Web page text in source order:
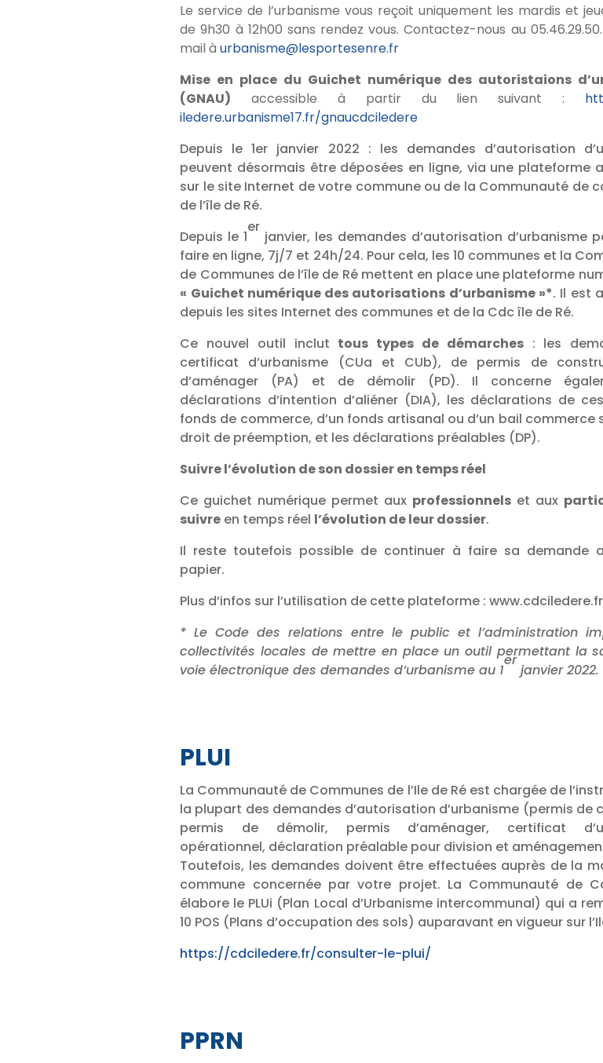
Le service de l’urbanisme vous reçoit uniquement les mardis et
de 9h30 à 12h00 sans rendez vous. Contactez-nous au
mail àurbanisme@lesportesenre.fr
Mise en place du Guichet numérique des autoristaions
(GNAU) accessible à partir du lien suivant :
iledere.urbanisme17.fr/gnaucdciledere
Depuis le 1er janvier 2022 : les demandes d’autorisation
peuvent désormais être déposées en ligne, via une plateforme
sur le site Internet de votre commune ou de la Communauté de
de l’île de Ré.
Depuis le 1
er
janvier, les demandes d’autorisation d’urbanisme
faire en ligne, 7j/7 et 24h/24. Pour cela, les 10 communes et la
de Communes de l’île de Ré mettent en place une plateforme
« Guichet numérique des autorisations d’urbanisme »*. Il est
depuis les sites Internet des communes et de la Cdc île de Ré.
Ce nouvel outil inclut tous types de démarches: les
certificat d’urbanisme (CUa et CUb), de permis de
d’aménager (PA) et de démolir (PD). Il concerne
déclarations d’intention d’aliéner (DIA), les déclarations de
fonds de commerce, d’un fonds artisanal ou d’un bail commerce
droit de préemption, et les déclarations préalables (DP).
Suivre l’évolution de son dossier en temps réel
Ce guichet numérique permet aux professionnels et aux
suivre en temps réel l’évolution de leur dossier.
Il reste toutefois possible de continuer à faire sa demande
papier.
Plus d’infos sur l’utilisation de cette plateforme : www.cdciledere.fr
* Le Code des relations entre le public et l’administration
collectivités locales de mettre en place un outil permettant la
voie électronique des demandes d’urbanisme au 1
er
janvier 2022.
PLUI
La Communauté de Communes de l’Ile de Ré est chargée de
la plupart des demandes d’autorisation d’urbanisme (permis de
permis de démolir, permis d’aménager, certificat
opérationnel, déclaration préalable pour division et
Toutefois, les demandes doivent être effectuées auprès de la
commune concernée par votre projet. La Communauté de
élabore le PLUi (Plan Local d’Urbanisme intercommunal) qui a
10 POS (Plans d’occupation des sols) auparavant en vigueur sur
https://cdciledere.fr/consulter-le-plui/
PPRN